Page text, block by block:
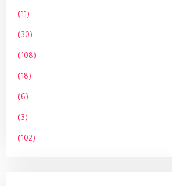
(11)
(30)
(108)
(18)
(6)
(3)
(102)